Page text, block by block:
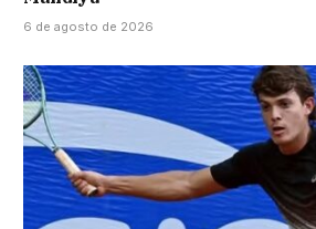
6 de agosto de 2026